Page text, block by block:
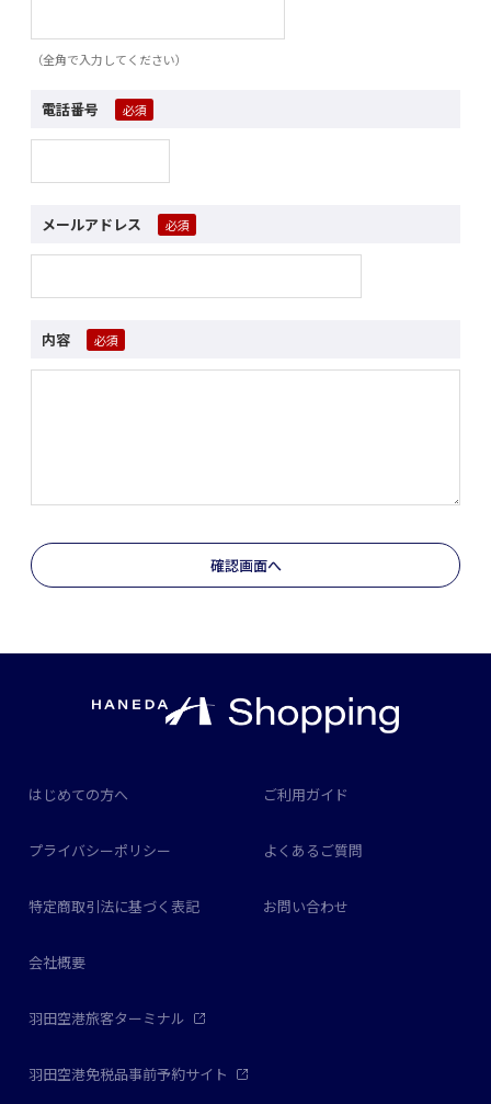
（全角で入力してください）
電話番号
メールアドレス
内容
はじめての方へ ご利用ガイド
プライバシーポリシー よくあるご質問
特定商取引法に基づく表記 お問い合わせ
会社概要
羽田空港旅客ターミナル
羽田空港免税品事前予約サイト